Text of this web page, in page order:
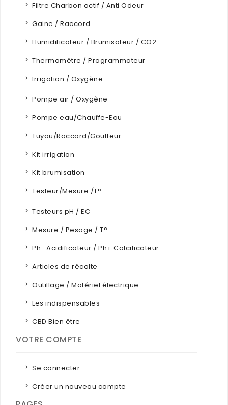
Filtre Charbon actif / Anti Odeur
Gaine / Raccord
Humidificateur / Brumisateur / CO2
Thermomètre / Programmateur
Irrigation / Oxygène
Pompe air / Oxygène
Pompe eau/Chauffe-Eau
Tuyau/Raccord/Goutteur
Kit irrigation
Kit brumisation
Testeur/Mesure /T°
Testeurs pH / EC
Mesure / Pesage / T°
Ph- Acidificateur / Ph+ Calcificateur
Articles de récolte
Outillage / Matériel électrique
Les indispensables
CBD Bien être
VOTRE COMPTE
Se connecter
Créer un nouveau compte